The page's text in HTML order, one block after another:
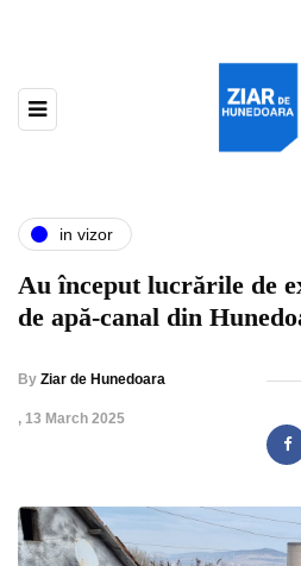
in vizor
Au început lucrările de
de apă-canal din
By Ziar de Hunedoara
, 13 March 2025